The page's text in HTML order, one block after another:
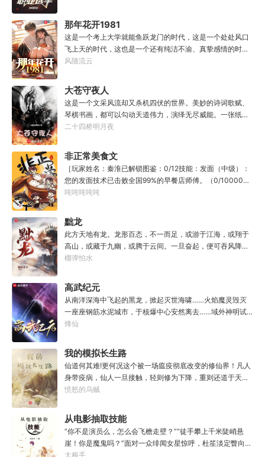
那年花开1981
这是一个考上大学就能鱼跃龙门的时代，这是一个处处风口
飞上天的时代，这也是一个还有纯洁不渝、真挚感情的时
代；只不过李野刚刚来到这个时代，却被劝着放弃高考进厂
冲刺型选手会考不上？那岂不是辜负了那么多年体育老师的
教导？”
风随流云
大苍守夜人
这是一个文采风流却又杀机四伏的世界。美妙的诗词歌赋、
琴棋书画，都可以勾动天道伟力，演绎无尽威能。一张纸可
封万载凶谷，一滴墨可将三千里海域化为永夜。林苏进入这
人毕生难以触摸的天花板，敢与诸子百家圣人争道。精智
计，察人心，演绎兵法三十六计，弹指间可换一国之君。不
知者谓他情种，知他者，言他为真性情。
二十四桥明月夜
非正常美食文
［玩家姓名：秦淮已解锁图鉴：0/12技能：发面（中级）：
您的发面技术已击败全国99%的早餐店师傅。（0/10000）
调馅（高级）：您的调馅水平已击败全国100%的早餐店师
的那一刻，美食文主角迎来了他加载成功的系统。秦淮：美
食文，早说呀，这个他熟！后来——秦淮发现这好像不是个
单纯的美食文系统。好像还加了些奇奇怪怪的东西。连带着
他看邻居、朋友、客人、员工都不太像人……不过没事。遇
事不决，先吃一口！.游戏说明：1.本游戏自由度极高，请玩
力解锁图鉴。3.一切解释归游戏所有。
吨吨吨吨吨
黜龙
此方天地有龙。龙形百态，不一而足，或游于江海，或翔于
高山，或藏于九幽，或腾于云间。一旦奋起，便可吞风降
雪，引江划河，落雷喷火，分山避海。此处人间也有龙。人
之志。一时机发，便可翻云覆雨，决势分野，定鼎问道，证
位成龙。作为一个迷路的穿越者，张行一开始也想成龙，但
后来，他发现这个行当卷的太厉害了，就决定改行，去黜落
群龙。所谓行尽天下路，使天地处处通，黜遍天下龙，使世
间人人可为龙。
榴弹怕水
高武纪元
从南洋深海中飞起的黑龙，掀起灭世海啸……火焰魔灵毁灭
一座座钢筋水泥城市，于核爆中心安然离去……域外神明试
图统治整片星海……这是人类科技高度发达的未来世界。也
源，心怀能观想星海的奇异神宫，在这个世界艰难前行。多
年以后。“我现在的飞行速度是122682米/每秒，力量爆发
是……”李源在距蓝星表层约180公里的大气层中极速飞行，
冰冷眸子盯着昏暗虚空尽头那条形似神话传说中神龙的庞然
大物：“你，应该是所有入侵半神生命体中最强的一个
烽仙
我的模拟长生路
仙道何其难!更何况这个被一场瘟疫彻底改变的修仙界！凡人
身带疫病，仙人一旦接触，轻则修为下降，重则还道于天，
于是仙凡永隔；仙法不可同修，整个修仙界成为了一个巨大
凡尘中打滚，蹉跎一生。好在临终之时终于觉醒异宝，能够
化真为假，将真实的人生转为黄粱一梦，重回刚穿越之时！
于是，李凡开始了他的漫漫长生路！第二世，李凡历时五十
载终权倾天下，但却遍寻世间而不见仙踪。只在人生的末尾
愤怒的乌贼
从电影抽取技能
“你不是演员么，怎么会飞檐走壁？”“徒手攀上千米陡峭悬
崖！你是魔鬼吗？”面对一众绯闻女星惊呼，杜笙淡定瞥向从
影片中获得的绝技：【龙象般若功（紫）：十龙十象之力，
太极手